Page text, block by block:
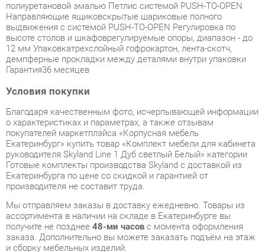
12 мм Упаковкатрехслойный гофрокартон, лента-скотч,
демпферные прокладки между деталями внутри упаковки
Гарантия36 месяцев
Условия покупки
Благодаря качественным фото, исчерпывающей информации
о характеристиках и параметрах, а также отзывам
Екатеринбург» купить товар «Комплект мебели для кабинета
Готовые комплекты производства Skyland с доставкой из
Екатеринбурга по цене со скидкой и гарантией от
производителя не составит труда.
Мы отправляем заказы в доставку ежедневно. Товары из
ассортимента в наличии на складе в Екатеринбурге вы
получите не позднее48-ми часовс момента оформления
заказа. Дополнительно вы можете заказать подъём на этаж
Срок доставки в другие регионы, и для товаров, находящихся
на складах производителей, рассчитывается индивидуально.
Уточнить наличие, срок и стоимость доставки вы можете
через формуобратной связи.